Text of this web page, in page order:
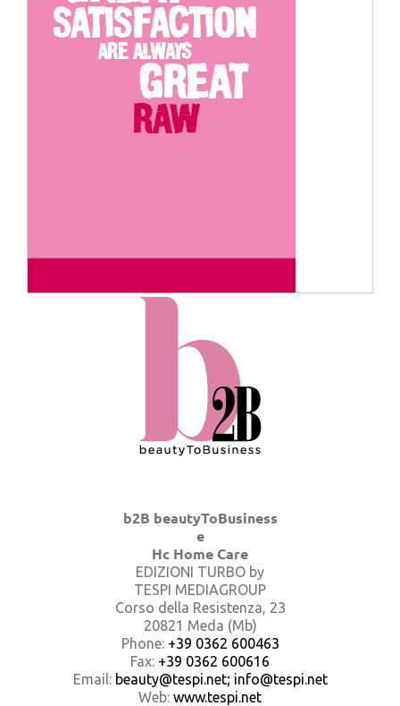
b2B beautyToBusiness
e
Hc Home Care
EDIZIONI TURBO by
TESPI MEDIAGROUP
Corso della Resistenza, 23
20821 Meda (Mb)
Phone: +39 0362 600463
Fax: +39 0362 600616
Email: beauty@tespi.net; info@tespi.net
Web: www.tespi.net